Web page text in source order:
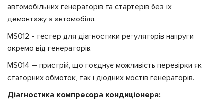
автомобільних генераторів та стартерів без їх
демонтажу з автомобіля.
MS012 - тестер для діагностики регуляторів напруги
окремо від генераторів.
MS014 – пристрій, що поєднує можливість перевірки як
статорних обмоток, так і діодних мостів генераторів.
Діагностика компресора кондиціонера: